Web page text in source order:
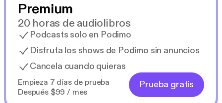
Premium
20 horas de audiolibros
Podcasts solo en Podimo
Disfruta los shows de Podimo sin anuncios
Cancela cuando quieras
Empieza 7 días de prueba
Después $99 / mes
Prueba gratis